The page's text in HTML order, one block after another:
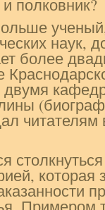
полковник?
наук,
более
читателям
которая
Примером